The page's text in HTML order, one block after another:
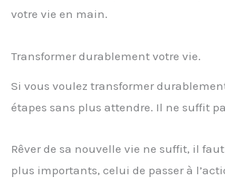
votre vie en main.
Transformer durablement votre vie.
Si vous voulez transformer
étapes sans plus attendre. Il ne suffit
Rêver de sa nouvelle vie ne suffit, il
plus importants, celui de passer à